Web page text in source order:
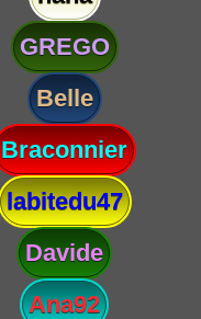
GREGO
Belle
Braconnier
labitedu47
Davide
Ana92